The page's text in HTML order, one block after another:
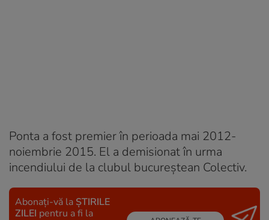
Ponta a fost premier în perioada mai 2012-
noiembrie 2015. El a demisionat în urma
incendiului de la clubul bucureștean Colectiv.
Abonați-vă la ȘTIRILE
ZILEI pentru a fi la